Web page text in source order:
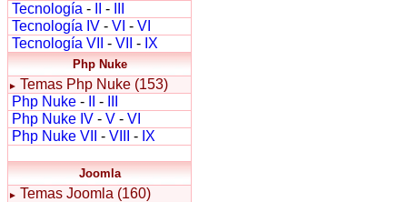
Tecnología - -
Tecnología IV - VI - VI
Tecnología VII
- VII - IX
Php Nuke
► Temas Php Nuke (153)
Php Nuke - -
Php Nuke IV - V - VI
Php Nuke VII
- VIII - IX
Joomla
► Temas Joomla (160)